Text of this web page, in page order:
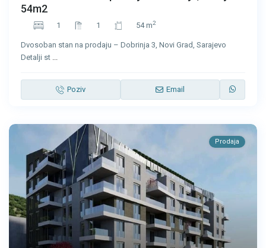
54m2
1 1 54 m2
Dvosoban stan na prodaju – Dobrinja 3, Novi Grad, Sarajevo
Detalji st ...
Poziv Email
Prodaja